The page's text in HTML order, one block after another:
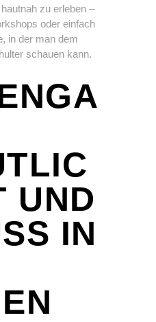
zu erleben –
oder einfach
in der man dem
schauen kann.
UND
IN